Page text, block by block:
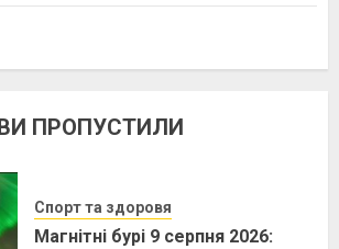
ПРОПУСТИЛИ
Спорт та здоровя
Магнітні бурі 9 серпня 2026: